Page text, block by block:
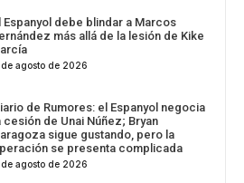
Espanyol debe blindar a Marcos
más allá de la lesión de Kike
agosto de 2026
de Rumores: el Espanyol negocia
cesión de Unai Núñez; Bryan
sigue gustando, pero la
se presenta complicada
agosto de 2026